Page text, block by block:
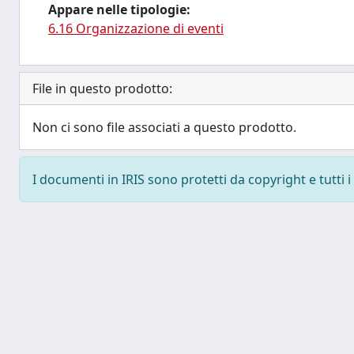
Appare nelle tipologie:
6.16 Organizzazione di eventi
File in questo prodotto:
Non ci sono file associati a questo prodotto.
I documenti in IRIS sono protetti da copyright e tutti